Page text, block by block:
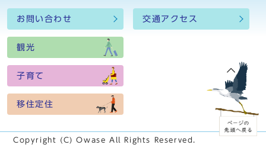
お問い合わせ 交通アクセス
観光
子育て
移住定住
Copyright (C) Owase All Rights Reserved.